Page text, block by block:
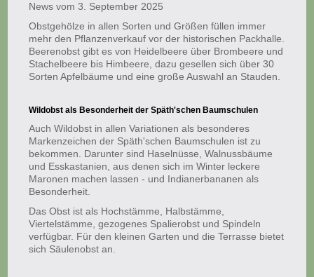
News vom 3. September 2025
Obstgehölze in allen Sorten und Größen füllen immer
mehr den Pflanzenverkauf vor der historischen Packhalle.
Beerenobst gibt es von Heidelbeere über Brombeere und
Stachelbeere bis Himbeere, dazu gesellen sich über 30
Sorten Apfelbäume und eine große Auswahl an Stauden.
Wildobst als Besonderheit der Späth'schen Baumschulen
Auch Wildobst in allen Variationen als besonderes
Markenzeichen der Späth'schen Baumschulen ist zu
bekommen. Darunter sind Haselnüsse, Walnussbäume
und Esskastanien, aus denen sich im Winter leckere
Maronen machen lassen - und Indianerbananen als
Besonderheit.
Das Obst ist als Hochstämme, Halbstämme,
Viertelstämme, gezogenes Spalierobst und Spindeln
verfügbar. Für den kleinen Garten und die Terrasse bietet
sich Säulenobst an.